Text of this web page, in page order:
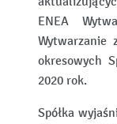
ENEA
Wytwarzanie
okresowych
2020 rok.
Spółka